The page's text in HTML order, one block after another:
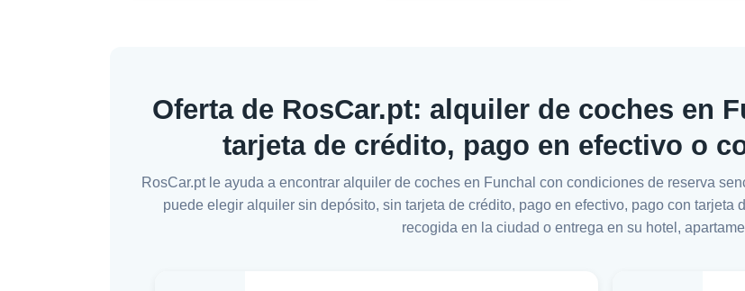
Oferta de RosCar.pt: alquiler de coches en
tarjeta de crédito, pago en efectivo o
RosCar.pt le ayuda a encontrar alquiler de coches en Funchal con condiciones de reserva
puede elegir alquiler sin depósito, sin tarjeta de crédito, pago en efectivo, pago con tarjeta
recogida en la ciudad o entrega en su hotel,